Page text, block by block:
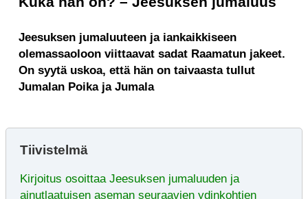
Jeesuksen jumaluuteen ja iankaikkiseen
olemassaoloon viittaavat sadat Raamatun jakeet.
On syytä uskoa, että hän on taivaasta tullut
Jumalan Poika ja Jumala
Tiivistelmä
Kirjoitus osoittaa Jeesuksen jumaluuden ja
ainutlaatuisen aseman seuraavien ydinkohtien